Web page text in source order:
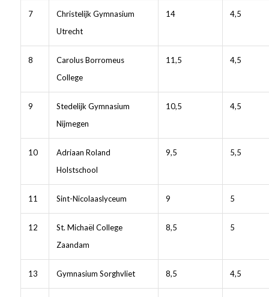
7
Christelijk Gymnasium
Utrecht
14 4,5
8
Carolus Borromeus
College
11,5 4,5
9
Stedelijk Gymnasium
Nijmegen
10,5 4,5
10
Adriaan Roland
Holstschool
9,5 5,5
11 Sint-Nicolaaslyceum 9 5
12
St. Michaël College
Zaandam
8,5 5
13 Gymnasium Sorghvliet 8,5 4,5